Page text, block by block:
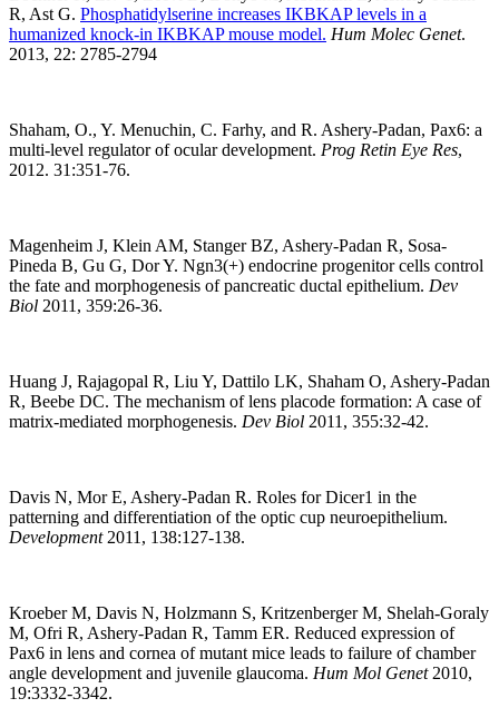
R, Ast G. Phosphatidylserine increases IKBKAP levels in a
humanized knock-in IKBKAP mouse model. Hum Molec Genet.
2013, 22: 2785-2794
Shaham, O., Y. Menuchin, C. Farhy, and R. Ashery-Padan, Pax6: a
multi-level regulator of ocular development. Prog Retin Eye Res,
2012. 31:351-76.
Magenheim J, Klein AM, Stanger BZ, Ashery-Padan R, Sosa-
Pineda B, Gu G, Dor Y. Ngn3(+) endocrine progenitor cells control
the fate and morphogenesis of pancreatic ductal epithelium. Dev
Biol 2011, 359:26-36.
Huang J, Rajagopal R, Liu Y, Dattilo LK, Shaham O, Ashery-Padan
R, Beebe DC. The mechanism of lens placode formation: A case of
matrix-mediated morphogenesis. Dev Biol 2011, 355:32-42.
Davis N, Mor E, Ashery-Padan R. Roles for Dicer1 in the
patterning and differentiation of the optic cup neuroepithelium.
Development 2011, 138:127-138.
Kroeber M, Davis N, Holzmann S, Kritzenberger M, Shelah-Goraly
M, Ofri R, Ashery-Padan R, Tamm ER. Reduced expression of
Pax6 in lens and cornea of mutant mice leads to failure of chamber
angle development and juvenile glaucoma. Hum Mol Genet 2010,
19:3332-3342.